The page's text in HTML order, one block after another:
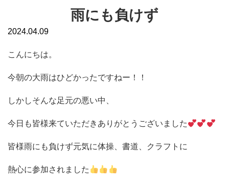
雨にも負けず
2024.04.09
こんにちは。
今朝の大雨はひどかったですねー！！
しかしそんな足元の悪い中、
今日も皆様来ていただきありがとうございました
皆様雨にも負けず元気に体操、書道、クラフトに
熱心に参加されました